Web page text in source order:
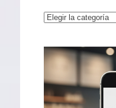
Categorías